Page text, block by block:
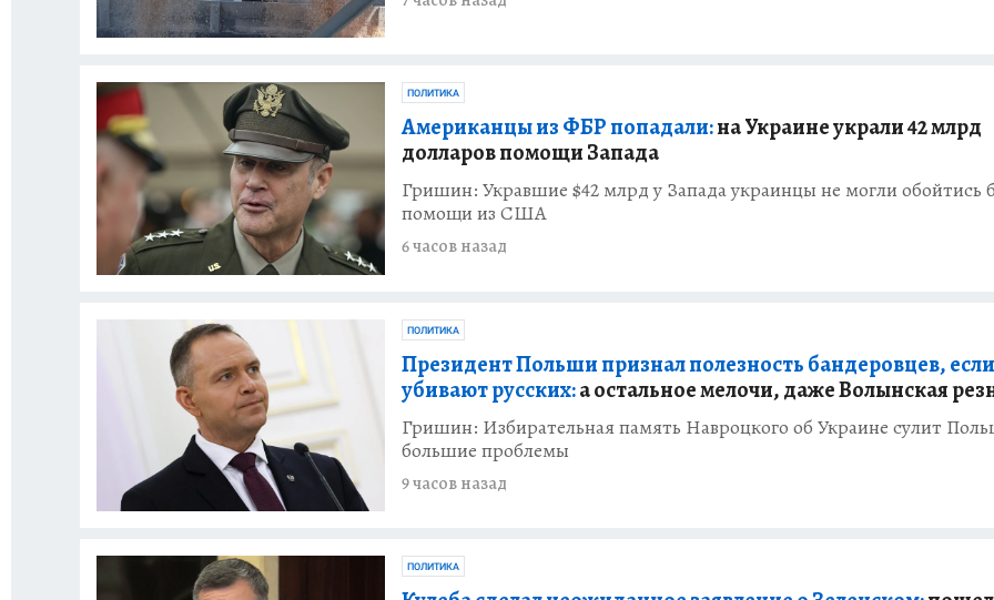
ПОЛИТИКА
Американцы из ФБР попадали:на Украине украли 42 млрд
долларов помощи Запада
Гришин: Укравшие $42 млрд у Запада украинцы не могли обойтись
помощи из США
6 часов назад
ПОЛИТИКА
Президент Польши признал полезность бандеровцев,
убивают русских:а остальное мелочи, даже Волынская
Гришин: Избирательная память Навроцкого об Украине сулит
большие проблемы
9 часов назад
ПОЛИТИКА